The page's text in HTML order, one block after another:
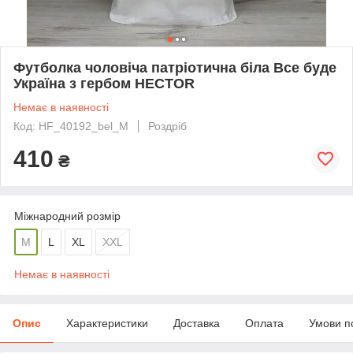
Футболка чоловіча патріотична біла Все буде
Україна з гербом HECTOR
Немає в наявності
Код: HF_40192_bel_M
Роздріб
410 ₴
Міжнародний розмір
M L XL XXL
Немає в наявності
Опис Характеристики Доставка Оплата Умови